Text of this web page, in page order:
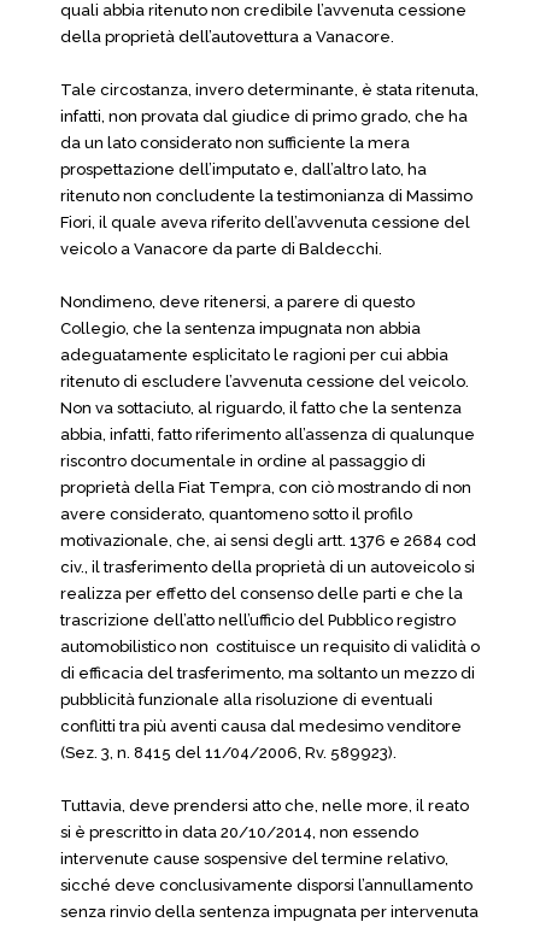
quali abbia ritenuto non credibile l’avvenuta cessione
della proprietà dell’autovettura a Vanacore.
Tale circostanza, invero determinante, è stata ritenuta,
infatti, non provata dal giudice di primo grado, che ha
da un lato considerato non sufficiente la mera
prospettazione dell’imputato e, dall’altro lato, ha
ritenuto non concludente la testimonianza di Massimo
Fiori, il quale aveva riferito dell’avvenuta cessione del
veicolo a Vanacore da parte di Baldecchi.
Nondimeno, deve ritenersi, a parere di questo
Collegio, che la sentenza impugnata non abbia
adeguatamente esplicitato le ragioni per cui abbia
ritenuto di escludere l’avvenuta cessione del veicolo.
Non va sottaciuto, al riguardo, il fatto che la sentenza
abbia, infatti, fatto riferimento all’assenza di qualunque
riscontro documentale in ordine al passaggio di
proprietà della Fiat Tempra, con ciò mostrando di non
avere considerato, quantomeno sotto il profilo
motivazionale, che, ai sensi degli artt. 1376 e 2684 cod
civ., il trasferimento della proprietà di un autoveicolo si
realizza per effetto del consenso delle parti e che la
trascrizione dell’atto nell’ufficio del Pubblico registro
automobilistico non costituisce un requisito di validità o
di efficacia del trasferimento, ma soltanto un mezzo di
pubblicità funzionale alla risoluzione di eventuali
conflitti tra più aventi causa dal medesimo venditore
(Sez. 3, n. 8415 del 11/04/2006, Rv. 589923).
Tuttavia, deve prendersi atto che, nelle more, il reato
si è prescritto in data 20/10/2014, non essendo
intervenute cause sospensive del termine relativo,
sicché deve conclusivamente disporsi l’annullamento
senza rinvio della sentenza impugnata per intervenuta